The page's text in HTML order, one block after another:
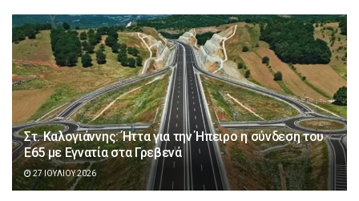
Στ. Καλογιάννης: Ήττα για την Ήπειρο η σύνδεση του
Ε65 με Εγνατία στα Γρεβενά
27 ΙΟΥΛΊΟΥ 2026